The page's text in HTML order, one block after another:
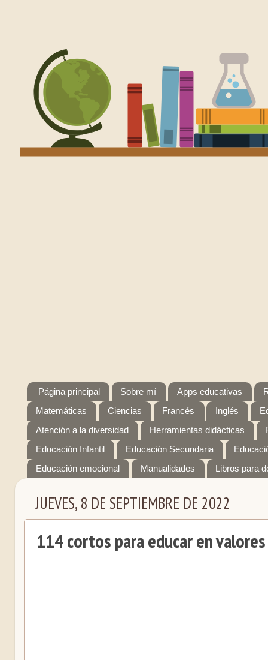
Página principal Sobre mí Apps educativas
Matemáticas
Ciencias Francés Inglés
Atención a la diversidad
Herramientas didácticas
Educación Infantil
Educación Secundaria
Educación emocional
Manualidades Libros para
JUEVES, 8 DE SEPTIEMBRE DE 2022
114 cortos para educar en valores